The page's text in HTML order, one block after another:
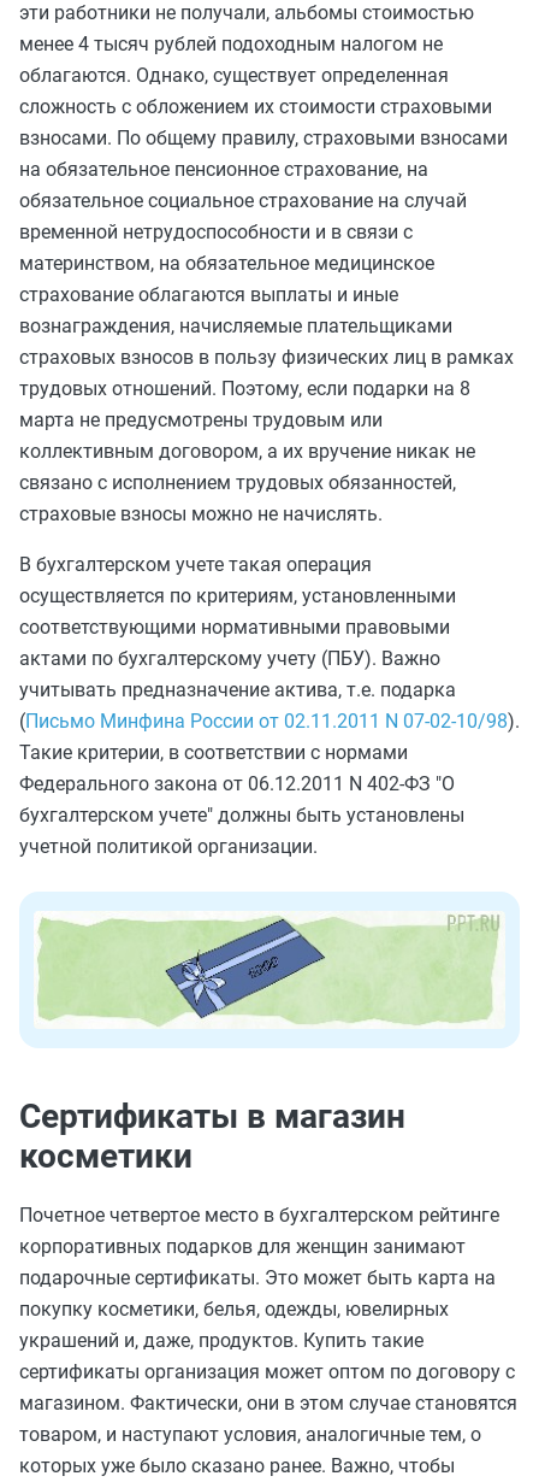
эти работники не получали, альбомы стоимостью
менее 4 тысяч рублей подоходным налогом не
облагаются. Однако, существует определенная
сложность с обложением их стоимости страховыми
взносами. По общему правилу, страховыми взносами
на обязательное пенсионное страхование, на
обязательное социальное страхование на случай
временной нетрудоспособности и в связи с
материнством, на обязательное медицинское
страхование облагаются выплаты и иные
вознаграждения, начисляемые плательщиками
страховых взносов в пользу физических лиц в рамках
трудовых отношений. Поэтому, если подарки на 8
марта не предусмотрены трудовым или
коллективным договором, а их вручение никак не
связано с исполнением трудовых обязанностей,
страховые взносы можно не начислять.
В бухгалтерском учете такая операция
осуществляется по критериям, установленными
соответствующими нормативными правовыми
актами по бухгалтерскому учету (ПБУ). Важно
учитывать предназначение актива, т.е. подарка
(Письмо Минфина России от 02.11.2011 N 07-02-10/98).
Такие критерии, в соответствии с нормами
Федерального закона от 06.12.2011 N 402-ФЗ "О
бухгалтерском учете" должны быть установлены
учетной политикой организации.
Сертификаты в магазин
косметики
Почетное четвертое место в бухгалтерском рейтинге
корпоративных подарков для женщин занимают
подарочные сертификаты. Это может быть карта на
покупку косметики, белья, одежды, ювелирных
украшений и, даже, продуктов. Купить такие
сертификаты организация может оптом по договору с
магазином. Фактически, они в этом случае становятся
товаром, и наступают условия, аналогичные тем, о
которых уже было сказано ранее. Важно, чтобы